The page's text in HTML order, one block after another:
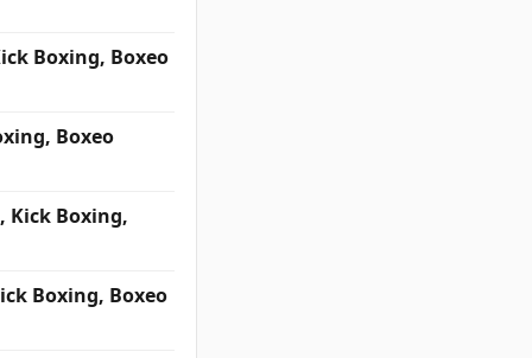
Boxing, Boxeo
Boxeo
Kick Boxing,
Boxing, Boxeo